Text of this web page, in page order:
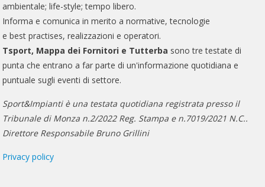
ambientale; life-style; tempo libero.
Informa e comunica in merito a normative, tecnologie
e best practises, realizzazioni e operatori.
Tsport, Mappa dei Fornitori e Tutterba sono tre testate di
punta che entrano a far parte di un'informazione quotidiana e
puntuale sugli eventi di settore.
Sport&Impianti è una testata quotidiana registrata presso il
Tribunale di Monza n.2/2022 Reg. Stampa e n.7019/2021 N.C..
Direttore Responsabile Bruno Grillini
Privacy policy